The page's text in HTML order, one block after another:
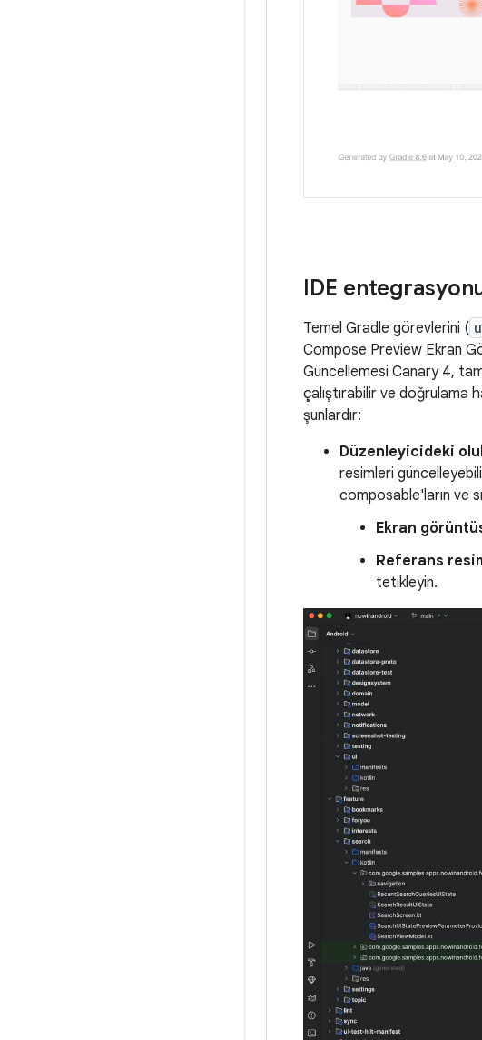
IDE
Temel Gradle görevlerini (
Compose Preview Ekran
Güncellemesi Canary 4,
çalıştırabilir ve doğrulama
şunlardır:
Düzenleyicideki
resimleri
composable'ların ve
Ekran
Referans
tetikleyin.